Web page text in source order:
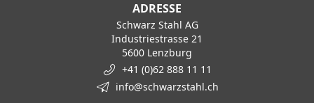
ADRESSE
Schwarz Stahl AG
Industriestrasse 21
5600 Lenzburg
+41 (0)62 888 11 11
info@schwarzstahl.ch